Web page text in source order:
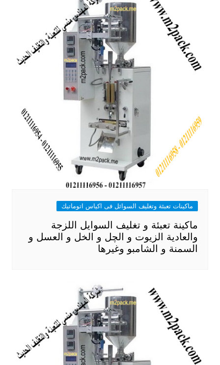
ماكينات تعبئة وتغليف السوائل فى اكياس اتوماتيك
ماكينة تعبئة و تغليف السوايل اللزجة
والعادية الزيوت و الچل و الخل و العسل و
السمنة و الشامبو وغيرها